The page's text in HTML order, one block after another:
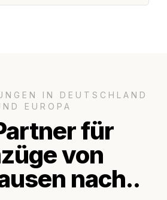
IN DEUTSCHLAND
EUROPA
für
von
nach..